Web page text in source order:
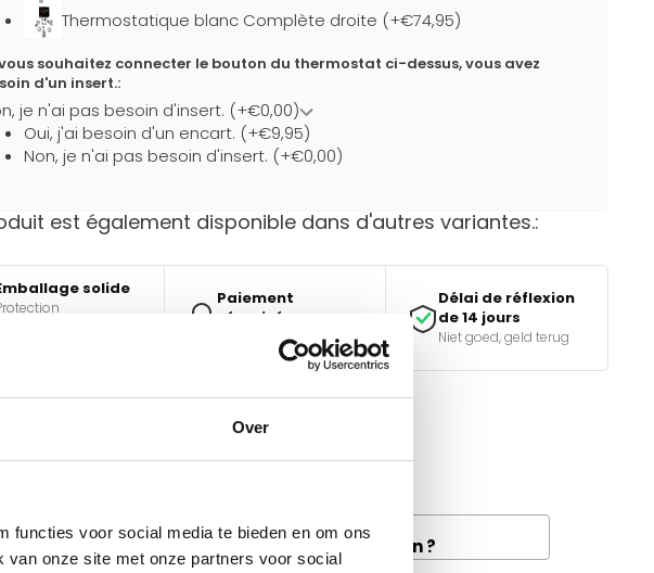
Over
functies voor social media te bieden en om ons
onze site met onze partners voor social
Thermostatique blanc Complète droite (+€74,95)
souhaitez connecter le bouton du thermostat ci-dessus, vous avez
d'un insert.:
je n'ai pas besoin d'insert. (+€0,00)
Oui, j'ai besoin d'un encart. (+€9,95)
Non, je n'ai pas besoin d'insert. (+€0,00)
est également disponible dans d'autres variantes.:
solide
Paiement
sécurisé
iDEAL, Klarna & meer
Délai de réflexion
de 14 jours
Niet goed, geld terug
d'aide pour faire le bon choix ?
Quand la livraison de fret à
est-elle disponible dans votre région ?